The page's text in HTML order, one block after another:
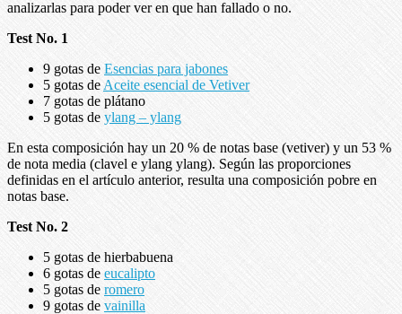
analizarlas para poder ver en que han fallado o no.
Test No. 1
9 gotas de Esencias para jabones
5 gotas de Aceite esencial de Vetiver
7 gotas de plátano
5 gotas de ylang – ylang
En esta composición hay un 20 % de notas base (vetiver) y un 53 %
de nota media (clavel e ylang ylang). Según las proporciones
definidas en el artículo anterior, resulta una composición pobre en
notas base.
Test No. 2
5 gotas de hierbabuena
6 gotas de eucalipto
5 gotas de romero
9 gotas de vainilla